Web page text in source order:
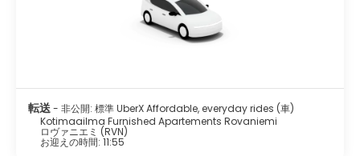
転送- 非公開: 標準 UberX Affordable, everyday rides (車)
Kotimaailma Furnished Apartements Rovaniemi
ロヴァニエミ (RVN)
お迎えの時間: 11:55